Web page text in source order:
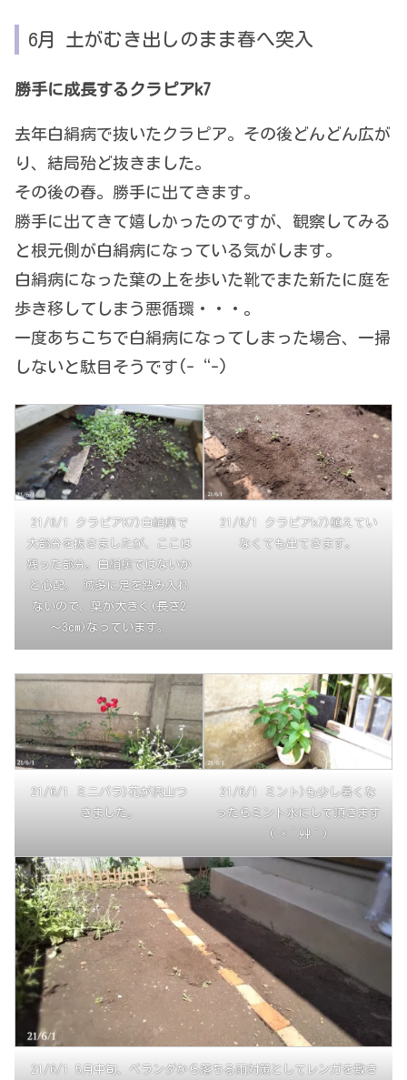
6月 土がむき出しのまま春へ突入
勝手に成長するクラピアk7
去年白絹病で抜いたクラピア。その後どんどん広が
り、結局殆ど抜きました。
その後の春。勝手に出てきます。
勝手に出てきて嬉しかったのですが、観察してみる
と根元側が白絹病になっている気がします。
白絹病になった葉の上を歩いた靴でまた新たに庭を
歩き移してしまう悪循環・・・。
一度あちこちで白絹病になってしまった場合、一掃
しないと駄目そうです(-“-)
21/6/1 クラピアK7)白絹病で
大部分を抜きましたが、ここは
残った部分。白絹病ではないか
と心配。 滅多に足を踏み入れ
ないので、葉が大きく(長さ2
～3cm)なっています。
21/6/1 クラピアk7)植えてい
なくても出てきます。
21/6/1 ミニバラ)花が沢山つ
きました。
21/6/1 ミント)も少し暑くな
ったらミント水にして頂きます
( *´艸｀)
21/6/1 5月中旬、ベランダから落ちる雨対策としてレンガを敷き